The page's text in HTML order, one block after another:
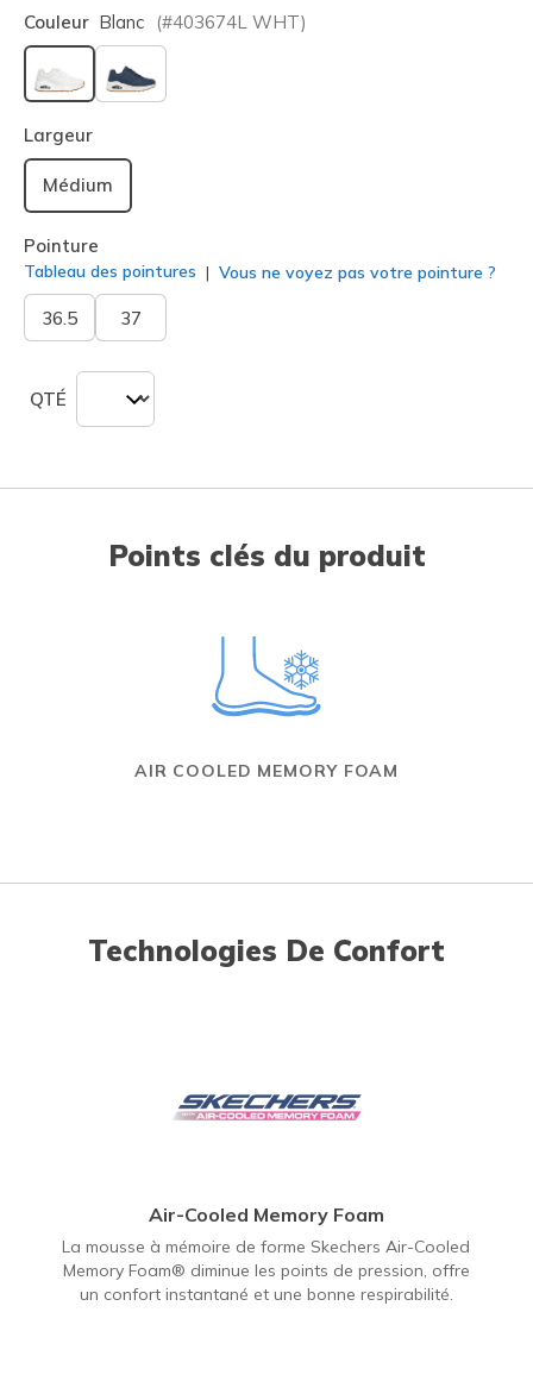
Couleur Blanc (#403674L WHT)
sélectionné
Largeur
Médium
Pointure
Tableau des pointures Vous ne voyez pas votre pointure ?
36.5 37
QTÉ
Points clés du produit
AIR COOLED MEMORY FOAM
Technologies De Confort
Air-Cooled Memory Foam
La mousse à mémoire de forme Skechers Air-Cooled
Memory Foam® diminue les points de pression, offre
un confort instantané et une bonne respirabilité.